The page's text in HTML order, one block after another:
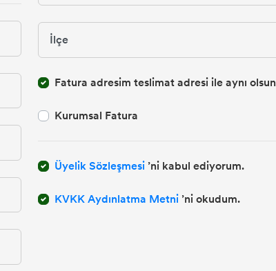
Fatura adresim teslimat adresi ile aynı olsun
Kurumsal Fatura
Üyelik Sözleşmesi ’ni kabul ediyorum.
KVKK Aydınlatma Metni ’ni okudum.